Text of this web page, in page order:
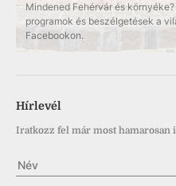
Mindened Fehérvár és
programok és beszélgetések a
Facebookon.
Hírlevél
Iratkozz fel már most